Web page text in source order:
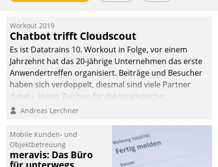
Workout 2019
Chatbot trifft Cloudscout
Es ist Datatrains 10. Workout in Folge, vor einem
Jahrzehnt hat das 20-jährige Unternehmen das erste
Anwendertreffen organisiert. Beiträge und Besucher
haben sich verdoppelt, diesmal sind viele Partner
dabei – klares Zeichen für die strategische
Fokussierung auf den Kunden.
Andreas Lerchner
Mobile Kunden- und
Objektbetreuung
meravis: Das Büro